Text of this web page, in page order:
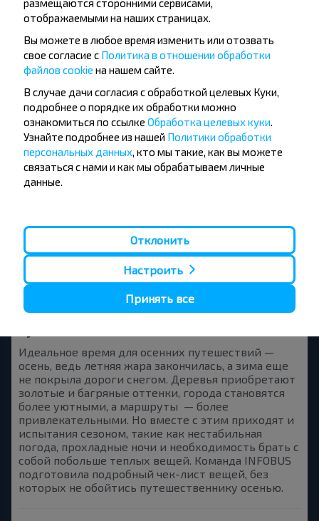
предложением и путешествуйте с комфортом!
2025-11-18 4024 0
Как одеваться и что брать в дорогу осенью:
чек-лист для автобусного
Идеальное время для осенних путешествий —
осень, ведь летняя жара закончилась, а зима еще
не покрыла дороги снегом. Деревья приобретают
золотые и багряные оттенки, города становятся
более уютными, а маршруты — более
привлекательными. Но вместе с этим приходят и
испытания сезоном, такие как нестабильная
погода, прохладные ночи и необходимость брать с
собой побольше теплых вещей. Команда INFOBUS
подготовила подробный чек-лист вещей, без
которых не обойтись путешественнику осенью.
размещаются сторонними сервисами,
отображаемыми на наших страницах.
Вы можете в любое время изменить или отозвать
свое согласие с Политика в отношении обработки
файлов cookie на нашем сайте.
В случае дачи согласия с обработкой целевых Куки,
подробнее о порядке их обработки можно
ознакомиться по ссылке Обработка целевых куки.
Узнайте подробнее из нашей Политики обработки
персональных данных, кто мы такие, как вы можете
связаться с нами и как мы обрабатываем личные
данные.
Отклонить
Настроить
Принять все